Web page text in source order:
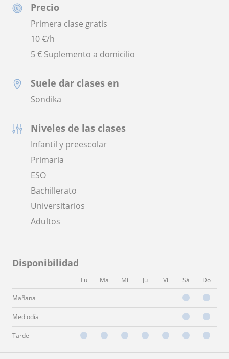
Precio
Primera clase gratis
10€/h
5 € Suplemento a domicilio
Suele dar clases en
Sondika
Niveles de las clases
Infantil y preescolar
Primaria
ESO
Bachillerato
Universitarios
Adultos
Disponibilidad
Lu Ma Mi Ju Vi Sá Do
Mañana
Mediodía
Tarde